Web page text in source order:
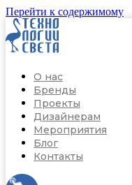
Перейти к содержимому
О нас
Бренды
Проекты
Дизайнерам
Мероприятия
Блог
Контакты